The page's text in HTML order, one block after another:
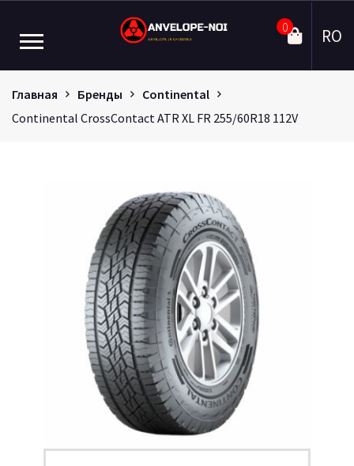
0 RO
Главная Бренды
Continental
Continental CrossContact ATR XL FR 255/60R18 112V